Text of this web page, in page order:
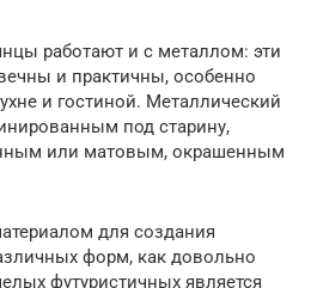
работают и с металлом: эти
и практичны, особенно
и гостиной. Металлический
под старину,
или матовым, окрашенным
для создания
форм, как довольно
футуристичных является